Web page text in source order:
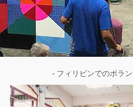
- フィリピンでのボラ